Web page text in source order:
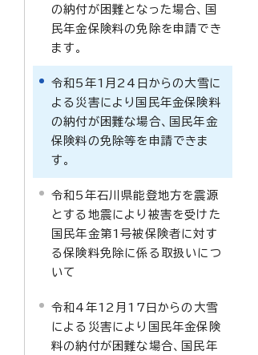
の納付が困難となった場合、国
民年金保険料の免除を申請でき
ます。
令和5年1月24日からの大雪に
よる災害により国民年金保険料
の納付が困難な場合、国民年金
保険料の免除等を申請できま
す。
令和5年石川県能登地方を震源
とする地震により被害を受けた
国民年金第1号被保険者に対す
る保険料免除に係る取扱いにつ
いて
令和4年12月17日からの大雪
による災害により国民年金保険
料の納付が困難な場合、国民年